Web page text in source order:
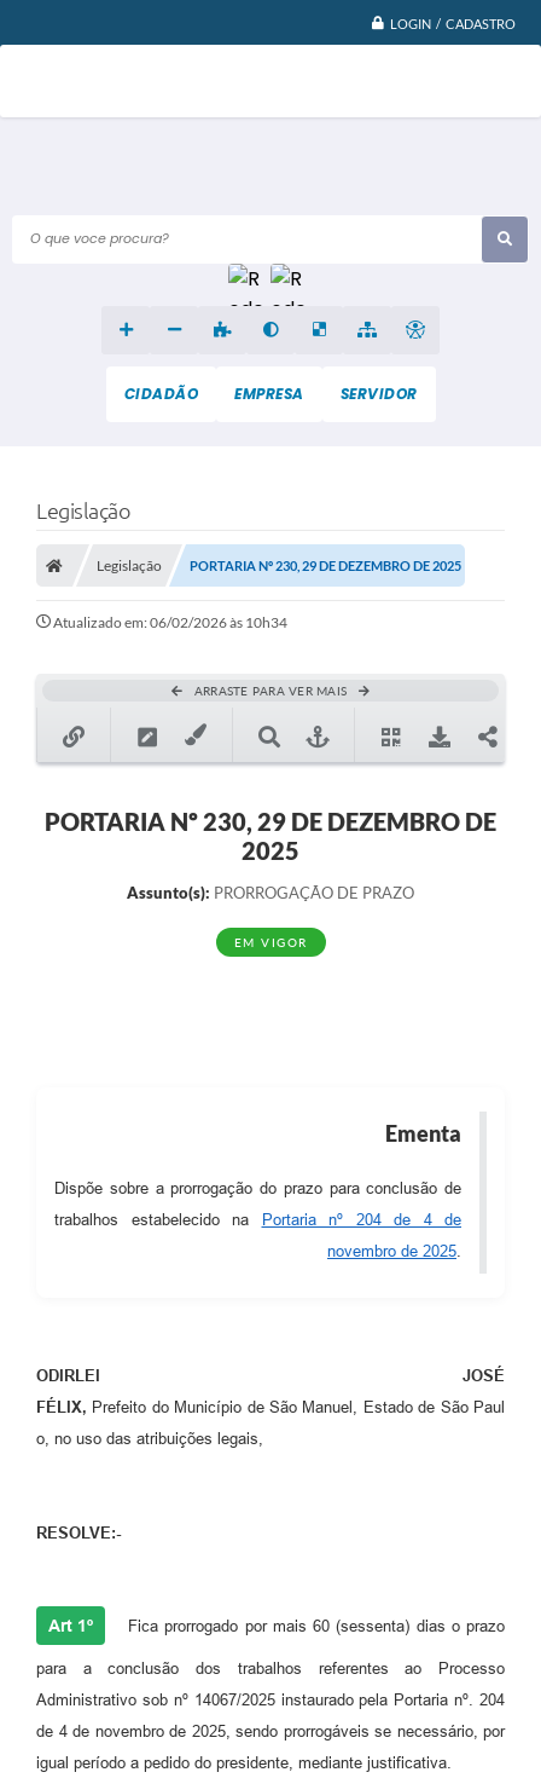
LOGIN / CADASTRO
O que voce procura?
CIDADÃO EMPRESA SERVIDOR
Legislação
Legislação PORTARIA Nº 230, 29 DE DEZEMBRO DE 2025
Atualizado em: 06/02/2026 às 10h34
ARRASTE PARA VER MAIS
PORTARIA Nº 230, 29 DE DEZEMBRO DE
2025
Assunto(s): PRORROGAÇÃO DE PRAZO
EM VIGOR
Ementa
Dispõe sobre a prorrogação do prazo para conclusão de
trabalhos estabelecido na
Portaria nº 204 de 4 de
novembro de 2025.
ODIRLEI JOSÉ
FÉLIX, Prefeito do Município de São Manuel, Estado de São Paul
o, no uso das atribuições legais,
RESOLVE:-
Art 1º Fica prorrogado por mais 60 (sessenta) dias o prazo
para a conclusão dos trabalhos referentes ao Processo
Administrativo sob nº 14067/2025 instaurado pela Portaria nº. 204
de 4 de novembro de 2025, sendo prorrogáveis se necessário, por
igual período a pedido do presidente, mediante justificativa.